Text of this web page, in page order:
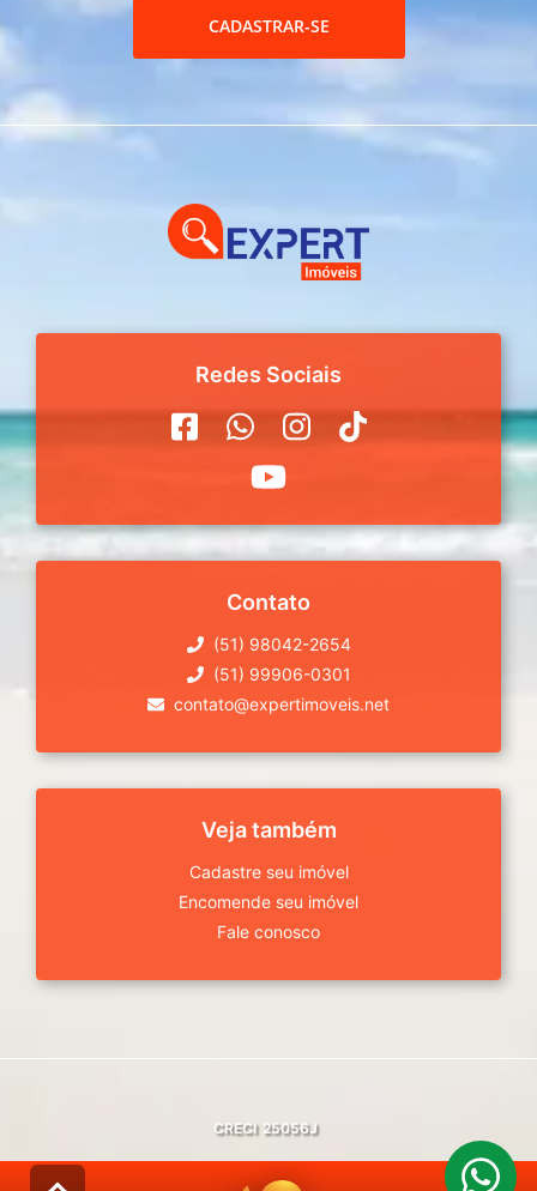
CADASTRAR-SE
Redes Sociais
Contato
(51) 98042-2654
(51) 99906-0301
contato@expertimoveis.net
Veja também
Cadastre seu imóvel
Encomende seu imóvel
Fale conosco
CRECI 25056J